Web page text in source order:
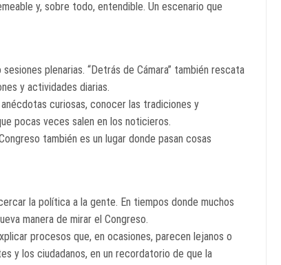
y, sobre todo, entendible. Un escenario que
plenarias. “Detrás de Cámara” también rescata
y actividades diarias.
curiosas, conocer las tradiciones y
pocas veces salen en los noticieros.
también es un lugar donde pasan cosas
la política a la gente. En tiempos donde muchos
manera de mirar el Congreso.
procesos que, en ocasiones, parecen lejanos o
y los ciudadanos, en un recordatorio de que la